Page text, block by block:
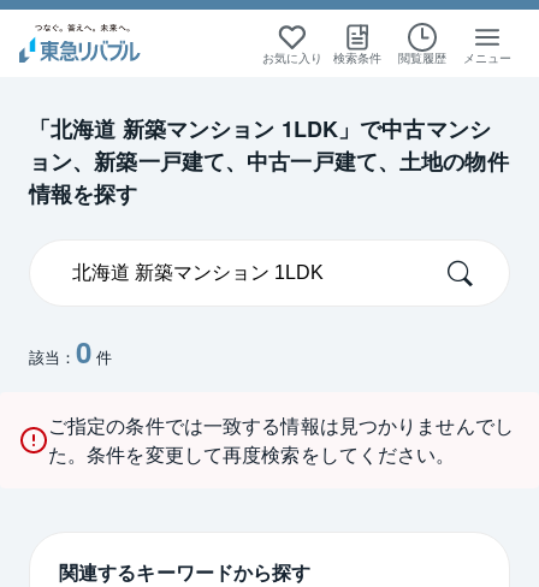
お気に入り 検索条件 閲覧履歴 メニュー
「北海道 新築マンション 1LDK」で中古マンシ
ョン、新築一戸建て、中古一戸建て、土地の物件
情報を探す
該当： 0 件
ご指定の条件では一致する情報は見つかりませんでし
た。条件を変更して再度検索をしてください。
関連するキーワードから探す